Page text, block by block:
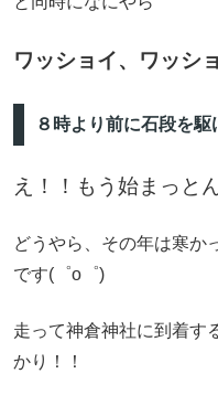
ワッショイ、ワッシ
８時より前に石段を駆
え！！もう始まっと
どうやら、その年は寒か
です(゜o゜)
走って神倉神社に到着す
かり！！